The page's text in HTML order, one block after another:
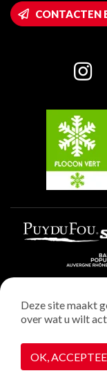
Wifi toegang
Huis van de eigenaar
Charter van
Plagne 1800
Plagne Villages
Plagne Aime 2000
CONTACTEN
Wettelijke
Privacybeleid
Realisatie :
Cookiebeheer
Deze site maakt
over wat u wilt
OK,